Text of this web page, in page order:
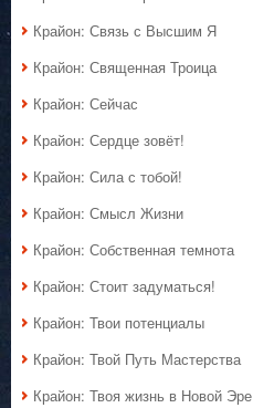
Крайон: Связь с Высшим Я
Крайон: Священная Троица
Крайон: Сейчас
Крайон: Сердце зовёт!
Крайон: Сила с тобой!
Крайон: Смысл Жизни
Крайон: Собственная темнота
Крайон: Стоит задуматься!
Крайон: Твои потенциалы
Крайон: Твой Путь Мастерства
Крайон: Твоя жизнь в Новой Эре